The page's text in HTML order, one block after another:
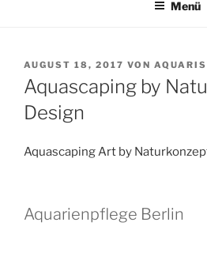
Menü
VERÖFFENTLICHT
AM
AUGUST 18, 2017 VON
Aquascaping by
Design
Aquascaping Art by
Aquarienpflege Berlin